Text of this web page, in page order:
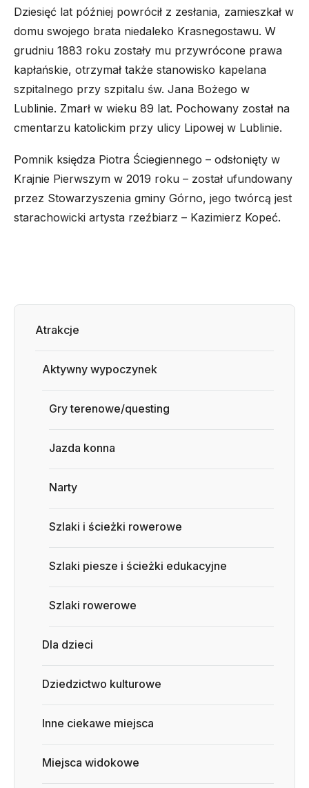
Dziesięć lat później powrócił z zesłania, zamieszkał w
domu swojego brata niedaleko Krasnegostawu. W
grudniu 1883 roku zostały mu przywrócone prawa
kapłańskie, otrzymał także stanowisko kapelana
szpitalnego przy szpitalu św. Jana Bożego w
Lublinie. Zmarł w wieku 89 lat. Pochowany został na
cmentarzu katolickim przy ulicy Lipowej w Lublinie.
Pomnik księdza Piotra Ściegiennego – odsłonięty w
Krajnie Pierwszym w 2019 roku – został ufundowany
przez Stowarzyszenia gminy Górno, jego twórcą jest
starachowicki artysta rzeźbiarz – Kazimierz Kopeć.
Atrakcje
Aktywny wypoczynek
Gry terenowe/questing
Jazda konna
Narty
Szlaki i ścieżki rowerowe
Szlaki piesze i ścieżki edukacyjne
Szlaki rowerowe
Dla dzieci
Dziedzictwo kulturowe
Inne ciekawe miejsca
Miejsca widokowe